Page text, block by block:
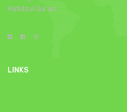
Hafidzul Qur'an.
LINKS